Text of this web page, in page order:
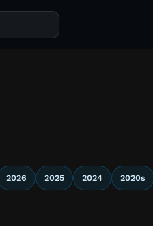
2026 2025 2024 2020s